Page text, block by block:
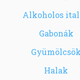
Alkoholos
Gabonák
Gyümölcsök
Halak